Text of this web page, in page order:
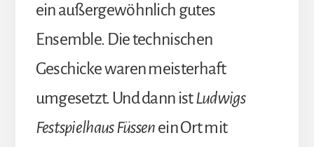
ein außergewöhnlich gutes
Ensemble. Die technischen
Geschicke waren meisterhaft
umgesetzt. Und dann istLudwigs
Festspielhaus Füssenein Ort mit